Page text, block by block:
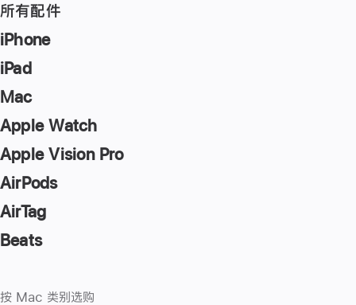
所有配件
iPhone
iPad
Mac
Apple Watch
Apple Vision Pro
AirPods
AirTag
Beats
按 Mac 类别选购